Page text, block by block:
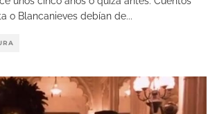
o Blancanieves debían de...